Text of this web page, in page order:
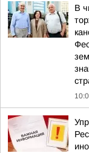
В